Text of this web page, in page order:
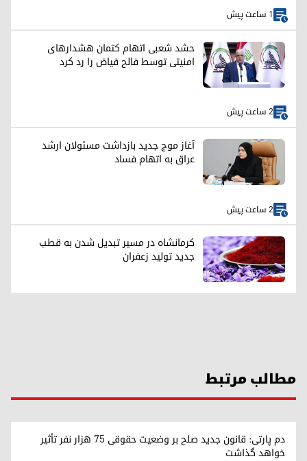
1 ساعت پیش
حشد شعبی اتهام کتمان هشدارهای
امنیتی توسط فالح فیاض را رد کرد
2 ساعت پیش
آغاز موج جدید بازداشت مسئولان ارشد
عراق به اتهام فساد
2 ساعت پیش
کرمانشاه در مسیر تبدیل شدن به قطب
جدید تولید زعفران
مطالب مرتبط
دم پارتی: قانون جدید صلح بر وضعیت حقوقی ۷۵ هزار نفر تأثیر
خواهد گذاشت